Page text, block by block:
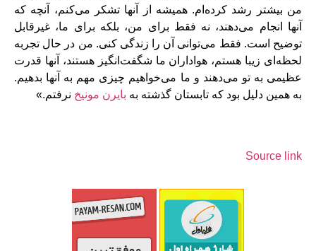
من بیشتر رشد کرده‌ام. همیشه از آنها تشکر می‌کنم، آنچه که
آنها انجام می‌دهند، نه فقط برای من، بلکه برای ما، غیرقابل
توضیح است. فقط می‌توانی آن را زندگی کنی. من در حال تجربه
لحظه‌ای زیبا هستم، هواداران ما شگفت‌انگیز هستند، آنها قدرت
عظیمی به تو می‌دهند و ما می‌خواهیم چیزی مهم به آنها بدهیم.
به همین دلیل بود که تابستان گذشته به بایرن مونیخ نرفتم.»
Source link